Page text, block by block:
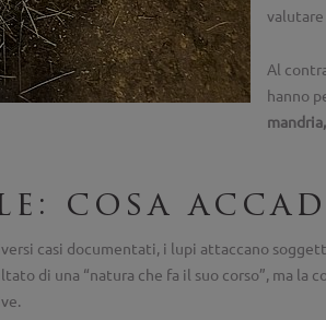
valutare
Al
hanno
cosa
casi documentati, i lupi attaccano
di una “natura che fa il suo corso”, ma la